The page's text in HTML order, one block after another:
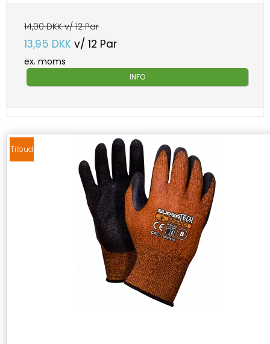
14,00 DKK v/ 12 Par
13,95 DKK v/ 12 Par
ex. moms
INFO
Tilbud